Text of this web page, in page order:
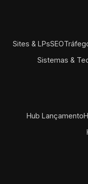
Sites & LPsSEO
Sistemas &
Hub Lançamento